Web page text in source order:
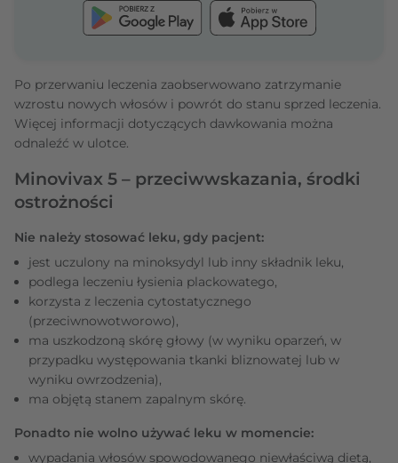
Po przerwaniu leczenia zaobserwowano zatrzymanie
wzrostu nowych włosów i powrót do stanu sprzed leczenia.
Więcej informacji dotyczących dawkowania można
odnaleźć w ulotce.
Minovivax 5 – przeciwwskazania, środki
ostrożności
Nie należy stosować leku, gdy pacjent:
jest uczulony na minoksydyl lub inny składnik leku,
podlega leczeniu łysienia plackowatego,
korzysta z leczenia cytostatycznego
(przeciwnowotworowo),
ma uszkodzoną skórę głowy (w wyniku oparzeń, w
przypadku występowania tkanki bliznowatej lub w
wyniku owrzodzenia),
ma objętą stanem zapalnym skórę.
Ponadto nie wolno używać leku w momencie:
wypadania włosów spowodowanego niewłaściwą dietą,